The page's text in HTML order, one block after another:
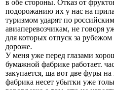
в обе стороны. Отказ от
подорожанию их у нас на
туризмом ударят по
авиаперевозчикам, не говоря
для которых отпуск за рубежом
дороже.
У меня уже перед глазами
бумажной фабрике работает.
закупается, ща вот две фуры на
фабрика несет убытки уже